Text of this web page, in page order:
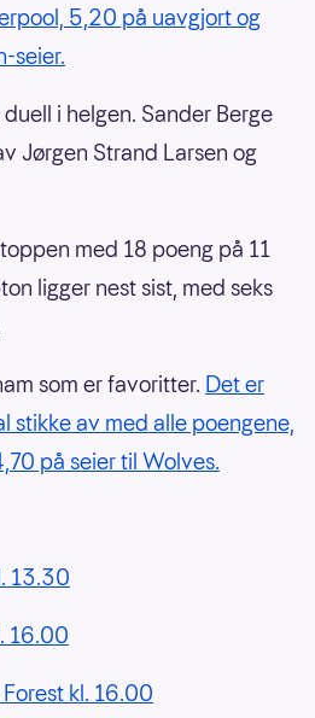
5,20 på uavgjort og
seier.
i helgen. Sander Berge
Jørgen Strand Larsen og
med 18 poeng på 11
ligger nest sist, med seks
som er favoritter. Det er
stikke av med alle poengene,
på seier til Wolves.
13.30
16.00
kl. 16.00